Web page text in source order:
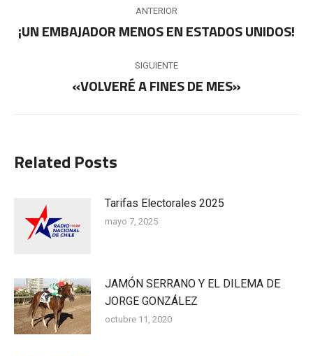
entre
publicaciones
ANTERIOR
Publicación
¡UN EMBAJADOR MENOS EN ESTADOS UNIDOS!
SIGUIENTE
Publicación
«VOLVERÉ A FINES DE MES»
Related Posts
Tarifas Electorales 2025
mayo 7, 2025
JAMÓN SERRANO Y EL DILEMA DE
JORGE GONZÁLEZ
octubre 11, 2020